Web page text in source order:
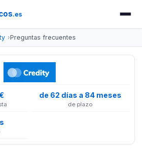
.es
Preguntas frecuentes
de 62 días a 84 meses
de plazo